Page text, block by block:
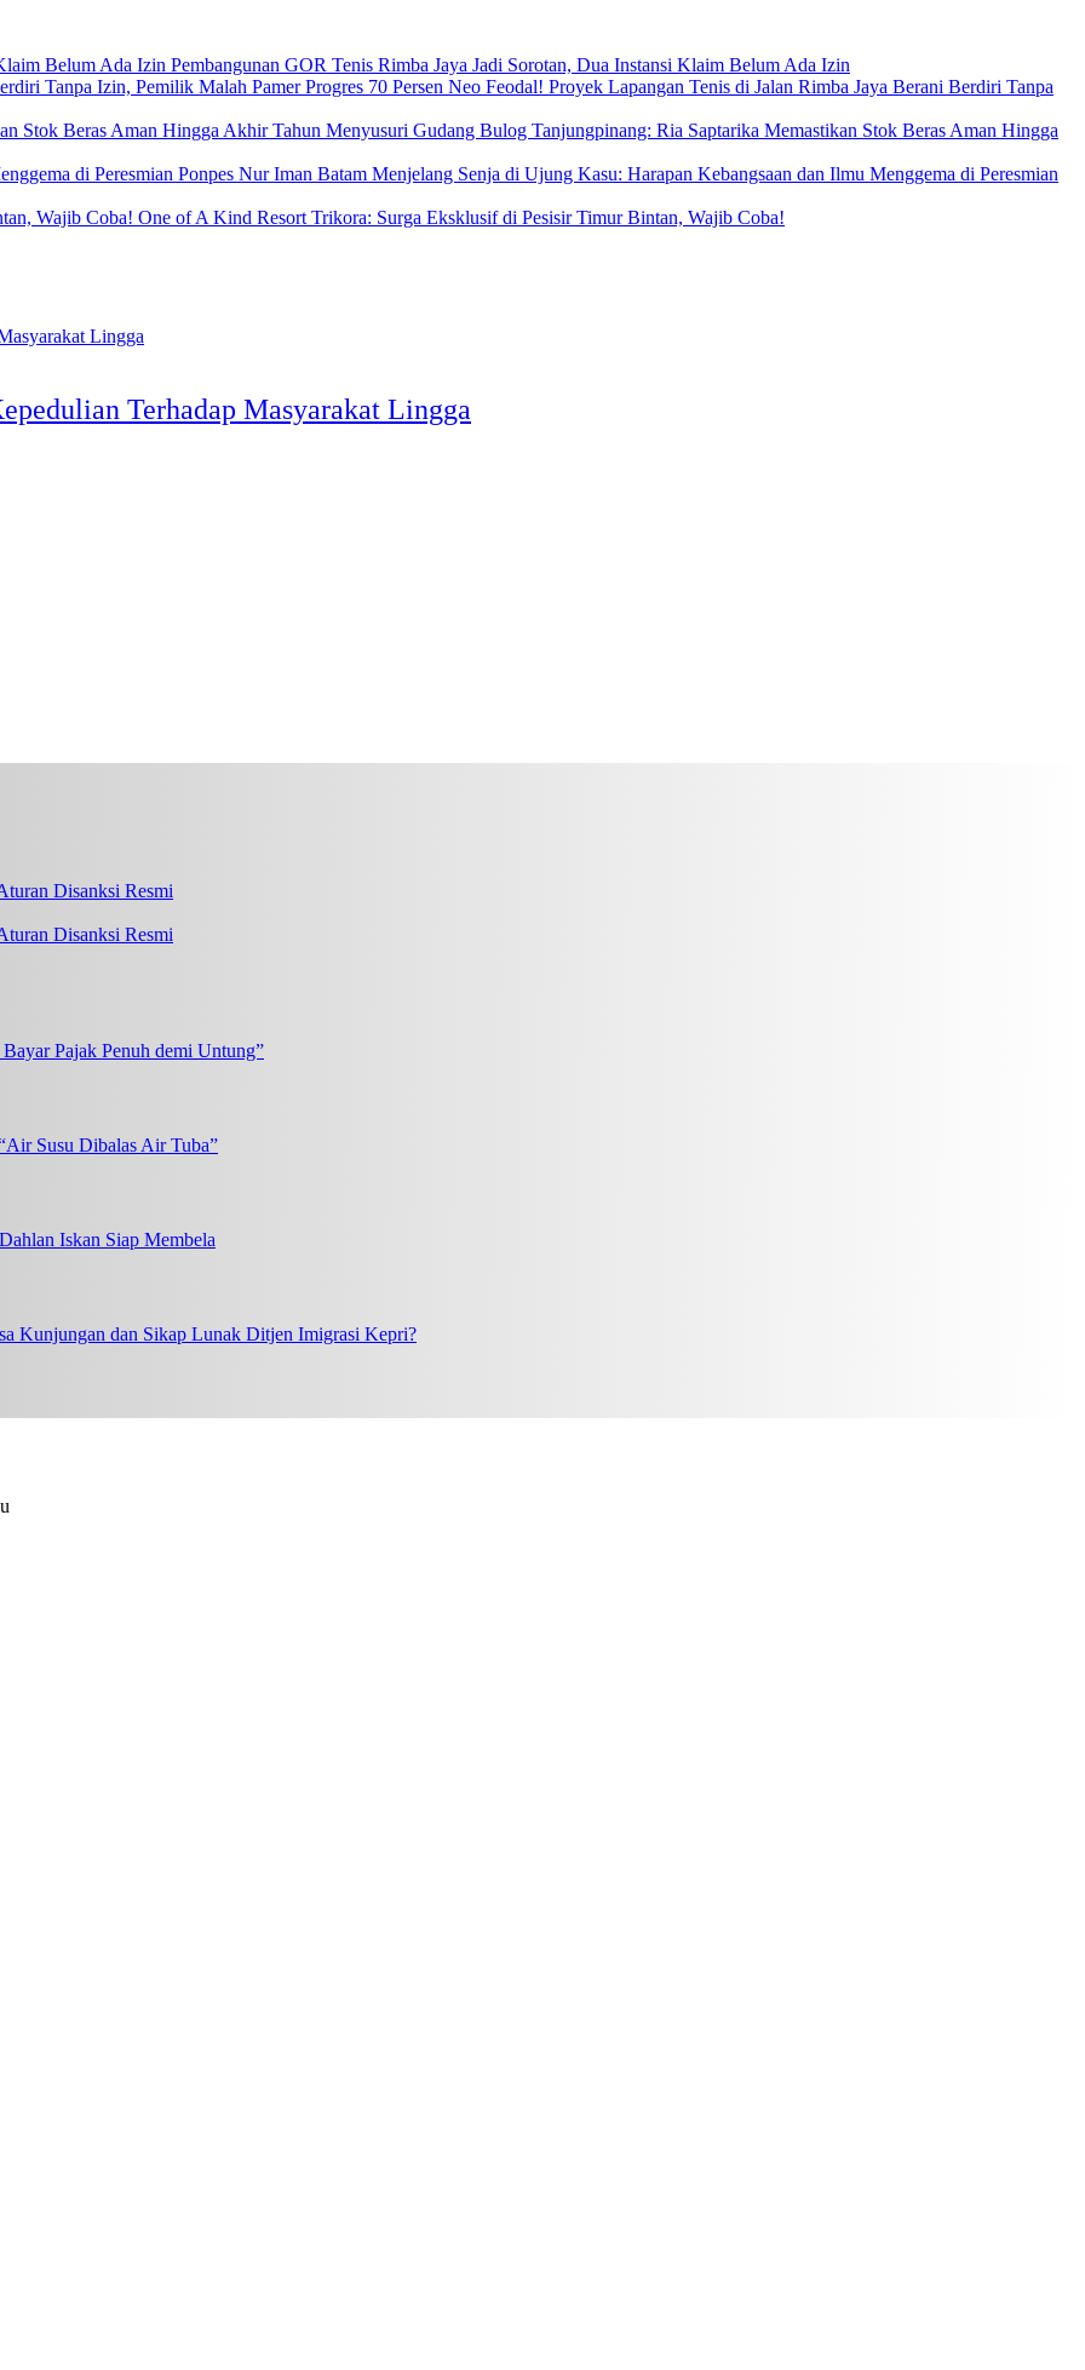
Pembangunan GOR Tenis Rimba Jaya Jadi Sorotan, Dua Instansi Klaim Belum Ada Izin
Neo Feodal! Proyek Lapangan Tenis di Jalan Rimba Jaya Berani Berdiri Tanpa
Menyusuri Gudang Bulog Tanjungpinang: Ria Saptarika Memastikan Stok Beras Aman Hingga
Menjelang Senja di Ujung Kasu: Harapan Kebangsaan dan Ilmu Menggema di Peresmian
One of A Kind Resort Trikora: Surga Eksklusif di Pesisir Timur Bintan, Wajib Coba!
Terhadap Masyarakat Lingga
Disanksi Resmi
Pajak Penuh demi Untung”
Susu Dibalas Air Tuba”
Iskan Siap Membela
Kunjungan dan Sikap Lunak Ditjen Imigrasi Kepri?